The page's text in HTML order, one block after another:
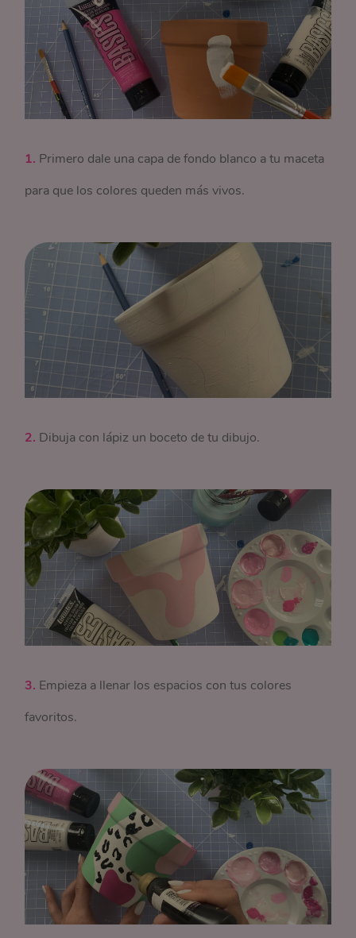
1. Primero dale una capa de fondo blanco a tu maceta
para que los colores queden más vivos.
2. Dibuja con lápiz un boceto de tu dibujo.
3. Empieza a llenar los espacios con tus colores
favoritos.